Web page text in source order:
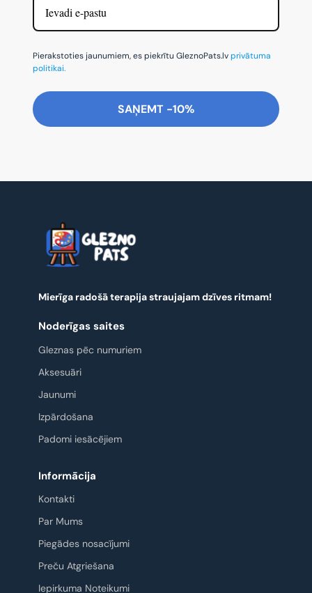
Pierakstoties jaunumiem, es piekrītu GleznoPats.lvprivātuma
politikai.
SAŅEMT -10%
Mierīga radošā terapija straujajam dzīves ritmam!
Noderīgas saites
Gleznas pēc numuriem
Aksesuāri
Jaunumi
Izpārdošana
Padomi iesācējiem
Informācija
Kontakti
Par Mums
Piegādes nosacījumi
Preču Atgriešana
Iepirkuma Noteikumi